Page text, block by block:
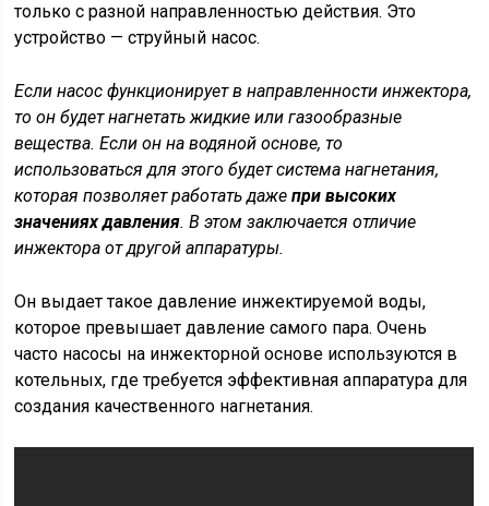
только с разной направленностью действия. Это
устройство — струйный насос.
Если насос функционирует в направленности инжектора,
то он будет нагнетать жидкие или газообразные
вещества. Если он на водяной основе, то
использоваться для этого будет система нагнетания,
которая позволяет работать дажепри высоких
значениях давления. В этом заключается отличие
инжектора от другой аппаратуры.
Он выдает такое давление инжектируемой воды,
которое превышает давление самого пара. Очень
часто насосы на инжекторной основе используются в
котельных, где требуется эффективная аппаратура для
создания качественного нагнетания.